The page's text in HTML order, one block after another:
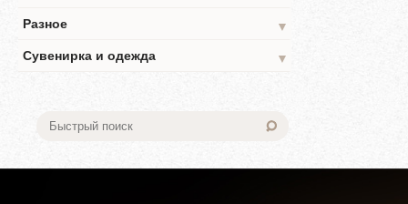
Разное
▼
Сувенирка и одежда
▼